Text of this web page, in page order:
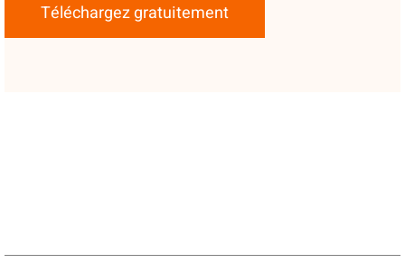
Téléchargez gratuitement